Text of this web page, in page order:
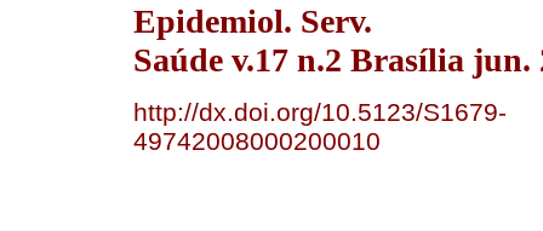
Epidemiol. Serv.
Saúde v.17 n.2 Brasília jun.
http://dx.doi.org/10.5123/S1679-
49742008000200010